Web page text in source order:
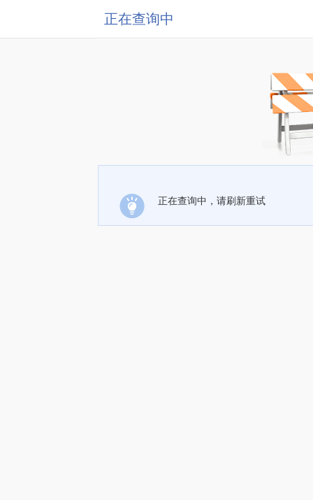
正在查询中
正在查询中，请刷新重试